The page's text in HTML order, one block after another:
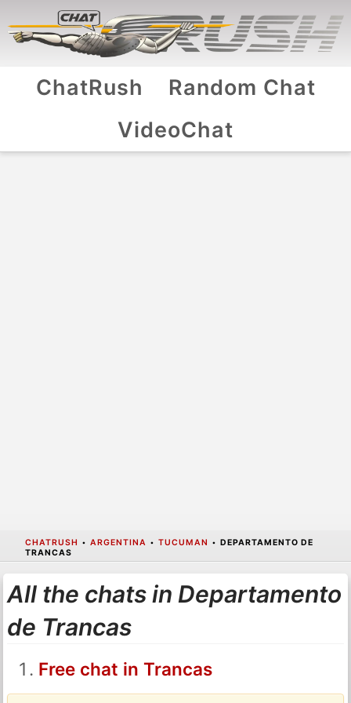
ChatRush
Random Chat
VideoChat
CHATRUSH • ARGENTINA • TUCUMAN • DEPARTAMENTO DE
TRANCAS
All the chats in Departamento
de Trancas
Free chat in Trancas